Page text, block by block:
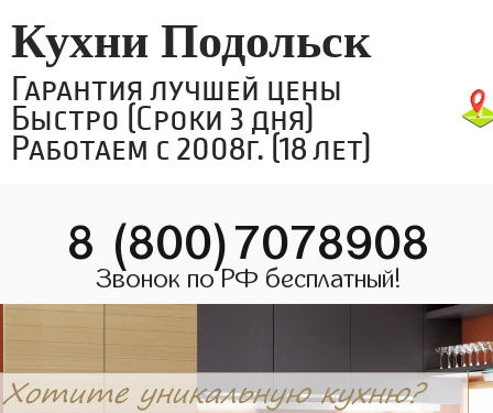
Кухни Подольск
Гарантия лучшей цены
Быстро (Сроки 3 дня)
Работаем с 2008г. (18 лет)
8 (800)7078908
Звонок по РФ бесплатный!